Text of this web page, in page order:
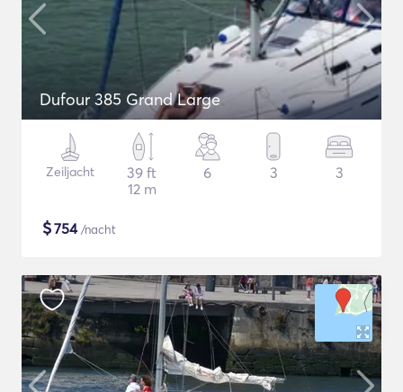
Dufour 385 Grand Large
Zeiljacht
39 ft
12 m
6 3 3
$754/nacht